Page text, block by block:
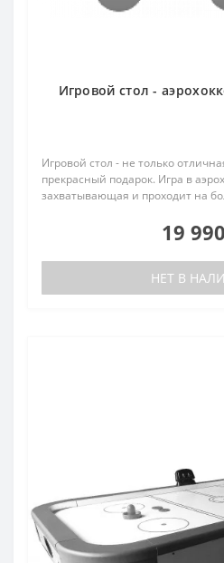
Игровой стол -
Игровой стол - не только
прекрасный подарок. Игра в
захватывающая и проходит на
19
НЕТ В